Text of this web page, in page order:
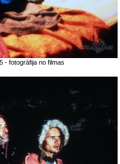
- fotogrāfija no filmas